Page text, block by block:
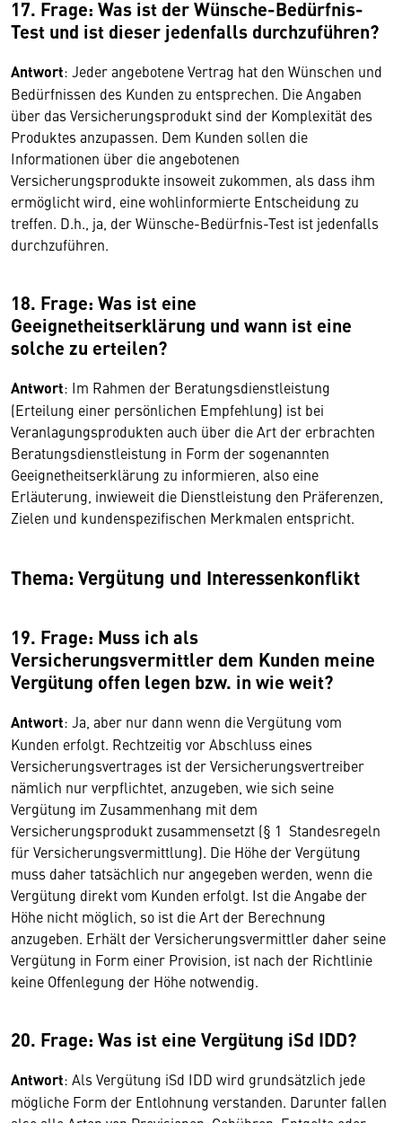
17. Frage: Was ist der Wünsche-Bedürfnis-
Test und ist dieser jedenfalls durchzuführen?
Antwort: Jeder angebotene Vertrag hat den Wünschen und
Bedürfnissen des Kunden zu entsprechen. Die Angaben
über das Versicherungsprodukt sind der Komplexität des
Produktes anzupassen. Dem Kunden sollen die
Informationen über die angebotenen
Versicherungsprodukte insoweit zukommen, als dass ihm
ermöglicht wird, eine wohlinformierte Entscheidung zu
treffen. D.h., ja, der Wünsche-Bedürfnis-Test ist jedenfalls
durchzuführen.
18. Frage: Was ist eine
Geeignetheitserklärung und wann ist eine
solche zu erteilen?
Antwort: Im Rahmen der Beratungsdienstleistung
(Erteilung einer persönlichen Empfehlung) ist bei
Veranlagungsprodukten auch über die Art der erbrachten
Beratungsdienstleistung in Form der sogenannten
Geeignetheitserklärung zu informieren, also eine
Erläuterung, inwieweit die Dienstleistung den Präferenzen,
Zielen und kundenspezifischen Merkmalen entspricht.
Thema: Vergütung und Interessenkonflikt
19. Frage: Muss ich als
Versicherungsvermittler dem Kunden meine
Vergütung offen legen bzw. in wie weit?
Antwort: Ja, aber nur dann wenn die Vergütung vom
Kunden erfolgt. Rechtzeitig vor Abschluss eines
Versicherungsvertrages ist der Versicherungsvertreiber
nämlich nur verpflichtet, anzugeben, wie sich seine
Vergütung im Zusammenhang mit dem
Versicherungsprodukt zusammensetzt (§ 1 Standesregeln
für Versicherungsvermittlung). Die Höhe der Vergütung
muss daher tatsächlich nur angegeben werden, wenn die
Vergütung direkt vom Kunden erfolgt. Ist die Angabe der
Höhe nicht möglich, so ist die Art der Berechnung
anzugeben. Erhält der Versicherungsvermittler daher seine
Vergütung in Form einer Provision, ist nach der Richtlinie
keine Offenlegung der Höhe notwendig.
20. Frage: Was ist eine Vergütung iSd IDD?
Antwort: Als Vergütung iSd IDD wird grundsätzlich jede
mögliche Form der Entlohnung verstanden. Darunter fallen